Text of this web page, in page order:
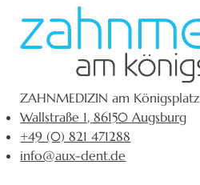
ZAHNMEDIZIN am Königsplatz
Wallstraße 1, 86150 Augsburg
+49 (0) 821 471288
info@aux-dent.de